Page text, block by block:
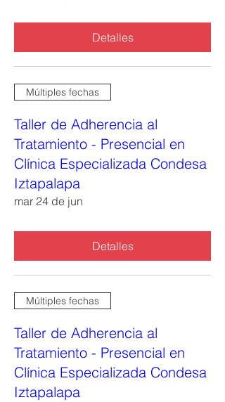
Detalles
Múltiples fechas
Taller de Adherencia al
Tratamiento - Presencial en
Clínica Especializada Condesa
Iztapalapa
mar 24 de jun
Detalles
Múltiples fechas
Taller de Adherencia al
Tratamiento - Presencial en
Clínica Especializada Condesa
Iztapalapa